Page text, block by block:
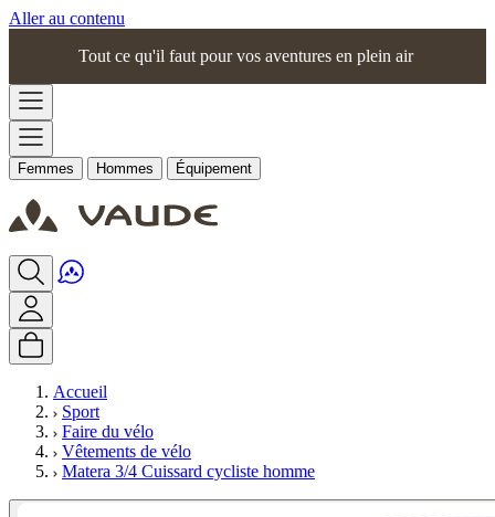
Aller au contenu
Tout ce qu'il faut pour vos aventures en plein air
Femmes Hommes Équipement
Accueil
Sport
Faire du vélo
Vêtements de vélo
Matera 3/4 Cuissard cycliste homme